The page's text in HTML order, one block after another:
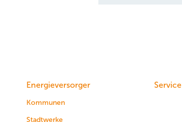
Energieversorger
Kommunen
Stadtwerke
Service